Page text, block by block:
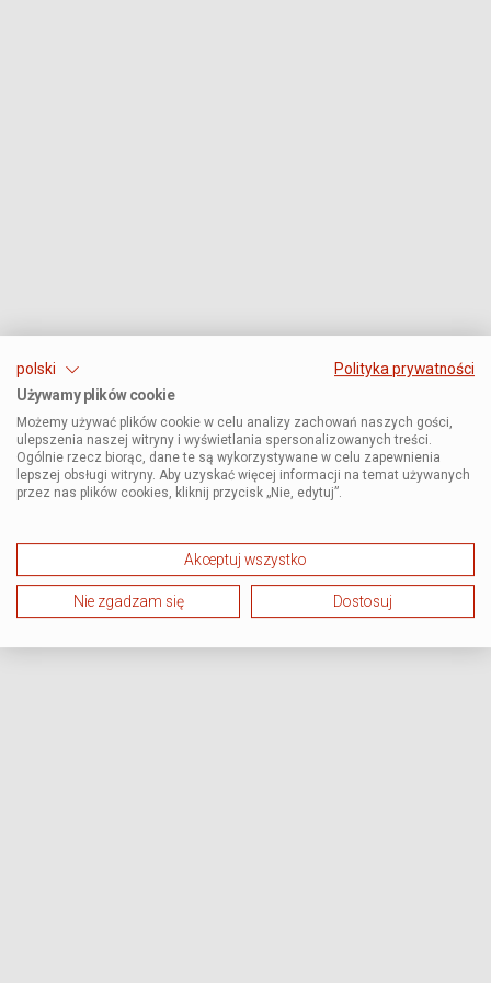
polski
Polityka prywatności
Używamy plików cookie
Możemy używać plików cookie w celu analizy zachowań naszych gości,
ulepszenia naszej witryny i wyświetlania spersonalizowanych treści.
Ogólnie rzecz biorąc, dane te są wykorzystywane w celu zapewnienia
lepszej obsługi witryny. Aby uzyskać więcej informacji na temat używanych
przez nas plików cookies, kliknij przycisk „Nie, edytuj”.
Akceptuj wszystko
Nie zgadzam się Dostosuj